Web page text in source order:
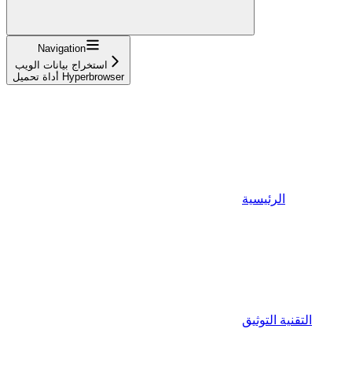
Navigation
استخراج بيانات الويب
أداة تحميل Hyperbrowser
الرئيسية
التقنية التوثيق